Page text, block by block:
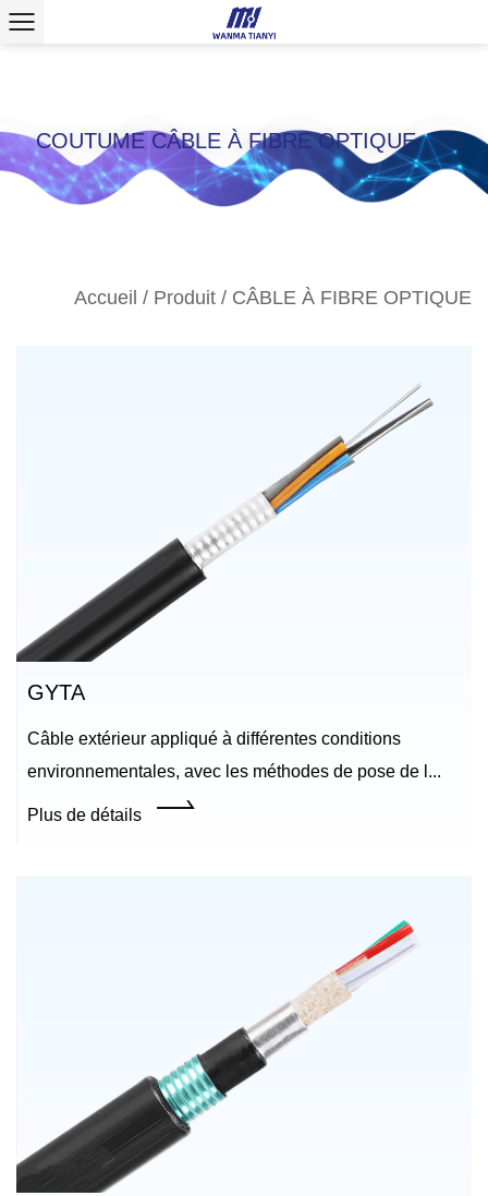
COUTUME CÂBLE À FIBRE OPTIQUE
Accueil / Produit / CÂBLE À FIBRE OPTIQUE
GYTA
Câble extérieur appliqué à différentes conditions
environnementales, avec les méthodes de pose de l...
Plus de détails